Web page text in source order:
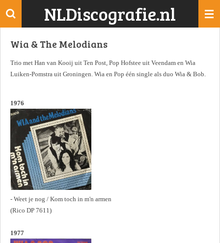
Ga
de
NLDiscografie.nl
Wia & The Melodians
Trio met Han van Kooij uit Ten Post, Pop Hofstee uit Veendam en Wia
Luiken-Pomstra uit Groningen. Wia en Pop één single als duo Wia & Bob.
1976
- Weet je nog / Kom toch in m'n armen
(Rico DP 7611)
1977